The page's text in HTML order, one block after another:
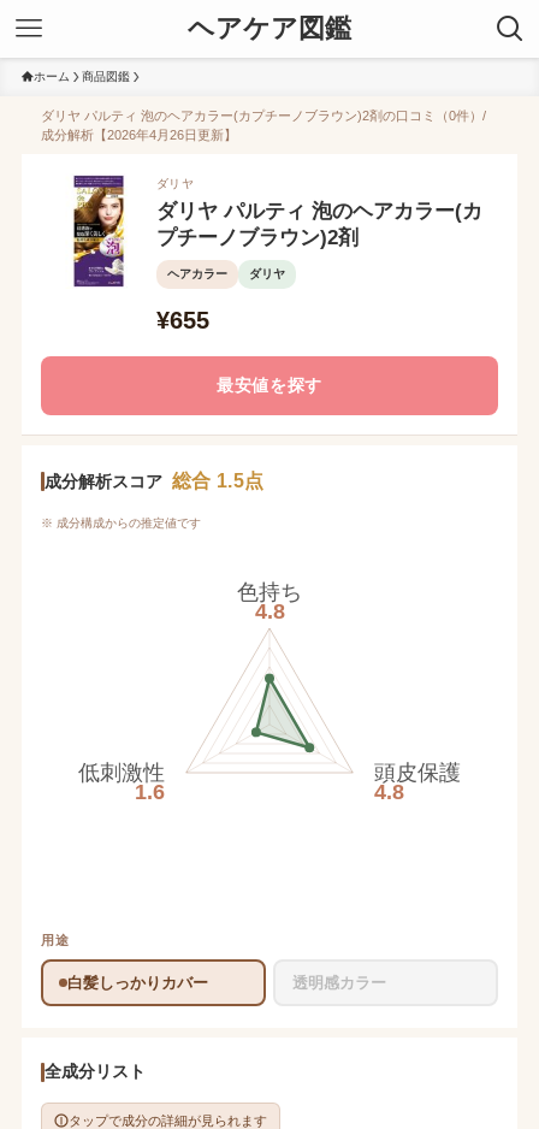
ヘアケア図鑑
ホーム 商品図鑑
ダリヤ パルティ 泡のヘアカラー(カプチーノブラウン)2剤の口コミ（0件）/
成分解析【2026年4月26日更新】
ダリヤ
ダリヤ パルティ 泡のヘアカラー(カ
プチーノブラウン)2剤
ヘアカラー ダリヤ
¥655
最安値を探す
成分解析スコア 総合 1.5点
※ 成分構成からの推定値です
色持ち
4.8
頭皮保護
4.8
低刺激性
1.6
用途
白髪しっかりカバー 透明感カラー
全成分リスト
タップで成分の詳細が見られます